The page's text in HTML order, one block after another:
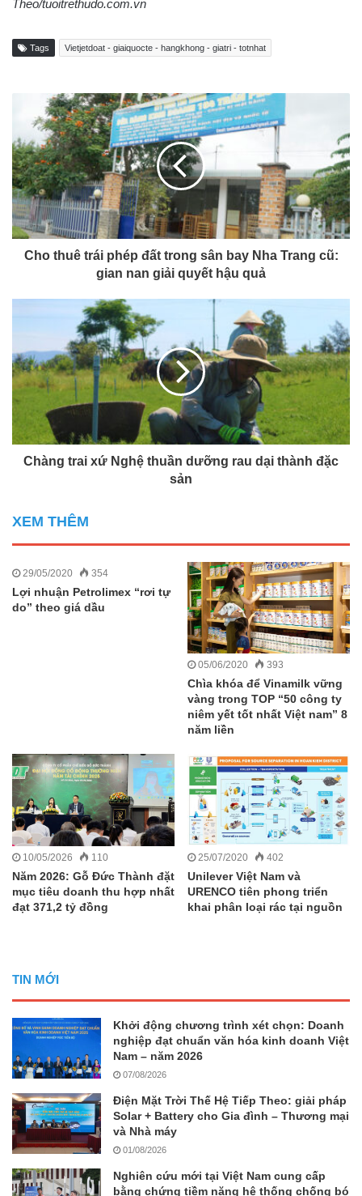
Theo/tuoitrethudo.com.vn
Tags Vietjetdoat - giaiquocte - hangkhong - giatri - totnhat
Cho thuê trái phép đất trong sân bay Nha Trang cũ:
gian nan giải quyết hậu quả
Chàng trai xứ Nghệ thuần dưỡng rau dại thành đặc
sản
XEM THÊM
29/05/2020 354
Lợi nhuận Petrolimex “rơi tự
do” theo giá dầu
05/06/2020 393
Chìa khóa để Vinamilk vững
vàng trong TOP “50 công ty
niêm yết tốt nhất Việt nam” 8
năm liền
10/05/2026 110
Năm 2026: Gỗ Đức Thành đặt
mục tiêu doanh thu hợp nhất
đạt 371,2 tỷ đồng
25/07/2020 402
Unilever Việt Nam và
URENCO tiên phong triển
khai phân loại rác tại nguồn
TIN MỚI
Khởi động chương trình xét chọn: Doanh
nghiệp đạt chuẩn văn hóa kinh doanh Việt
Nam – năm 2026
07/08/2026
Điện Mặt Trời Thế Hệ Tiếp Theo: giải pháp
Solar + Battery cho Gia đình – Thương mại
và Nhà máy
01/08/2026
Nghiên cứu mới tại Việt Nam cung cấp
bằng chứng tiềm năng hệ thống chống bó